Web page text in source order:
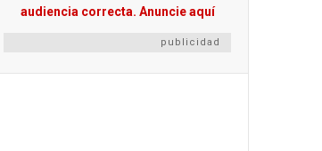
publicidad